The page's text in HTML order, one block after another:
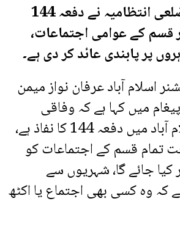
اسلام آباد میں ضلعی انتظامیہ نے دفعہ 144
قسم کے عوامی اجتماعات،
پر پابندی عائد کر دی ہے۔
اسلام آباد عرفان نواز میمن
میں کہا ہے کہ وفاقی
دارالحکومت اسلام آباد میں دفعہ 144 کا نفاذ ہے،
کے تحت تمام قسم کے اجتماعات کو
جائے گا، شہریوں سے
وہ کسی بھی اجتماع یا اکٹھ